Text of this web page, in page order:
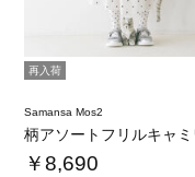
再入荷
Samansa Mos2
￥8,690